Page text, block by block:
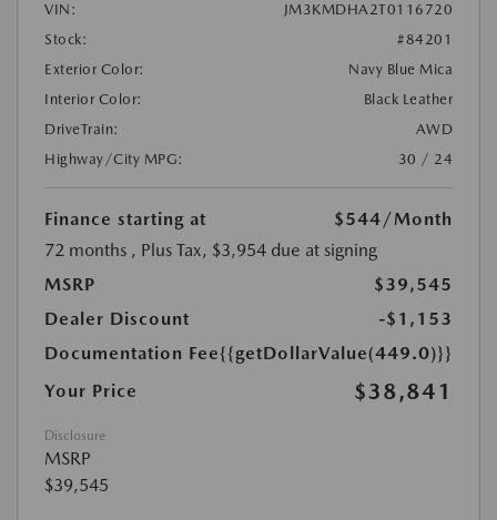
VIN:
JM3KMDHA2T0116720
Stock:
#84201
Exterior Color:
Navy Blue Mica
Interior Color:
Black Leather
DriveTrain:
AWD
Highway/City MPG:
30 / 24
Finance starting at $544/Month
72 months , Plus Tax, $3,954 due at signing
MSRP
$39,545
Dealer Discount
-$1,153
Documentation Fee{{getDollarValue(449.0)}}
Your Price
$38,841
Disclosure
MSRP
$39,545